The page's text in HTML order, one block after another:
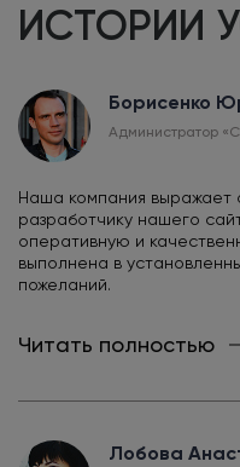
ИСТОРИИ
Борисенко
Администратор
Наша компания выражает
разработчику нашего
оперативную и
выполнена в
пожеланий.
Читать полностью
Лобова